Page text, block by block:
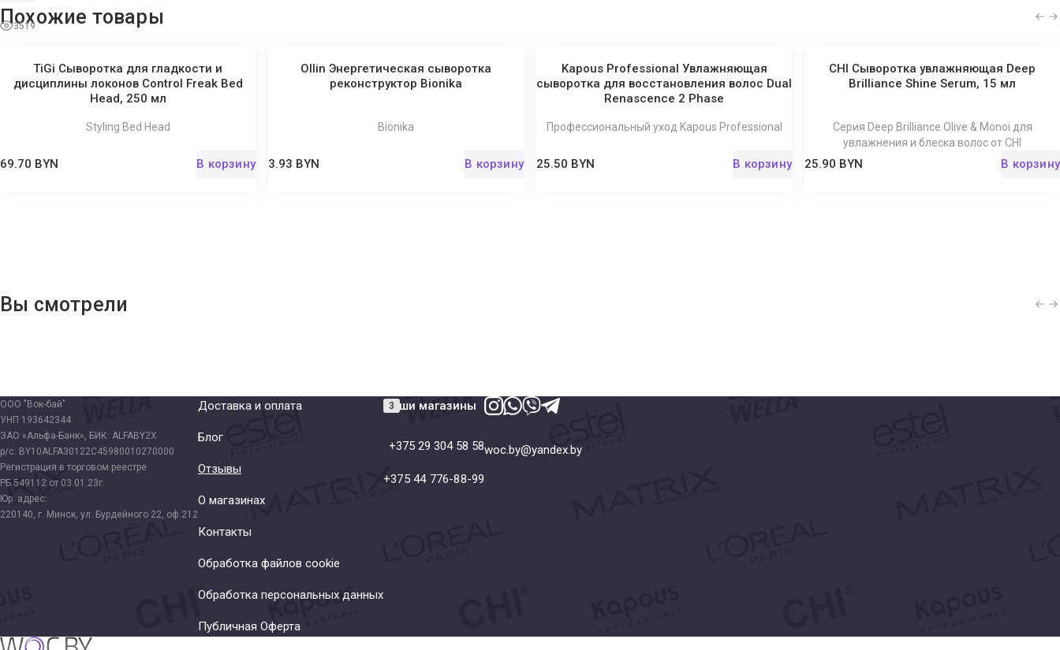
3519
Похожие товары
TiGi Сыворотка для гладкости и
дисциплины локонов Control Freak Bed
Head, 250 мл
Styling Bed Head
69.70 BYN В корзину
Ollin Энергетическая сыворотка
реконструктор Bionika
Bionika
3.93 BYN В корзину
Kapous Professional Увлажняющая
сыворотка для восстановления волос Dual
Renascence 2 Phase
Профессиональный уход Kapous Professional
25.50 BYN В корзину
CHI Сыворотка увлажняющая Deep
Brilliance Shine Serum, 15 мл
Серия Deep Brilliance Olive & Monoi для
увлажнения и блеска волос от CHI
25.90 BYN В корзину
Вы смотрели
ООО "Вок-бай"
УНП 193642344
ЗАО «Альфа-Банк», БИК: ALFABY2X
р/с: BY10ALFA30122C45980010270000
Регистрация в торговом реестре
РБ 549112 от 03.01.23г.
Юр. адрес:
220140, г. Минск, ул. Бурдейного 22, оф.212
Доставка и оплата
Блог
Отзывы
О магазинах
Контакты
Обработка файлов cookie
Обработка персональных данных
Публичная Оферта
Наши магазины
+375 29 304 58 58
+375 44 776-88-99
woc.by@yandex.by